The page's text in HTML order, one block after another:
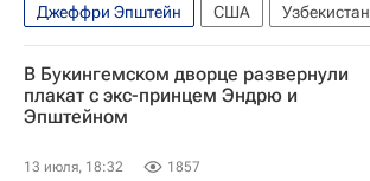
Джеффри Эпштейн США
Узбекистан
Нью-Йорк (город)
В Букингемском дворце развернули
плакат с экс-принцем Эндрю и
Эпштейном
13 июля, 18:32 1857